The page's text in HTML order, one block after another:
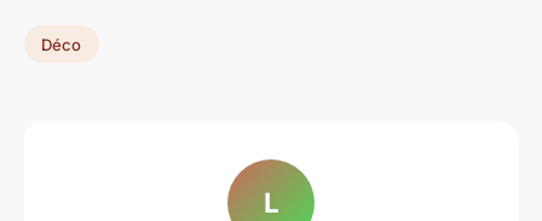
Déco
L